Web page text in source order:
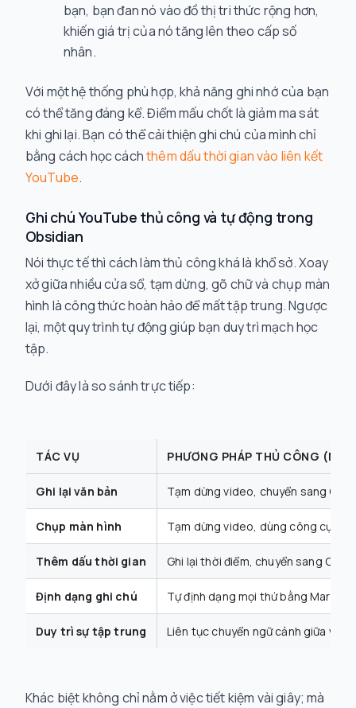
bạn, bạn đan nó vào đồ thị tri thức rộng hơn,
khiến giá trị của nó tăng lên theo cấp số
nhân.
Với một hệ thống phù hợp, khả năng ghi nhớ của bạn
có thể tăng đáng kể. Điểm mấu chốt là giảm ma sát
khi ghi lại. Bạn có thể cải thiện ghi chú của mình chỉ
bằng cách học cáchthêm dấu thời gian vào liên kết
YouTube.
Ghi chú YouTube thủ công và tự động trong
Obsidian
Nói thực tế thì cách làm thủ công khá là khổ sở. Xoay
xở giữa nhiều cửa sổ, tạm dừng, gõ chữ và chụp màn
hình là công thức hoàn hảo để mất tập trung. Ngược
lại, một quy trình tự động giúp bạn duy trì mạch học
tập.
Dưới đây là so sánh trực tiếp:
TÁC VỤ PHƯƠNG PHÁP THỦ CÔNG (NỖI
Ghi lại văn bản Tạm dừng video, chuyển sang
Chụp màn hình Tạm dừng video, dùng công cụ cắt
Thêm dấu thời gian Ghi lại thời điểm, chuyển sang
Định dạng ghi chú Tự định dạng mọi thứ bằng
Duy trì sự tập trung Liên tục chuyển ngữ cảnh giữa
Khác biệt không chỉ nằm ở việc tiết kiệm vài giây; mà